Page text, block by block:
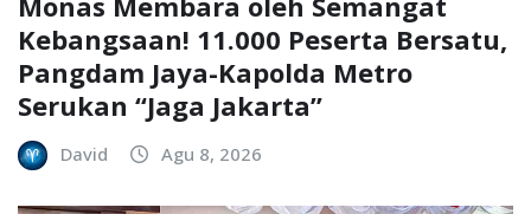
Kebangsaan! 11.000 Peserta Bersatu,
Pangdam Jaya-Kapolda Metro
Serukan “Jaga Jakarta”
David Agu 8, 2026